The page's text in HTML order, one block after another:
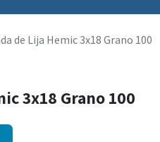
de Lija Hemic 3x18 Grano 100
3x18 Grano 100